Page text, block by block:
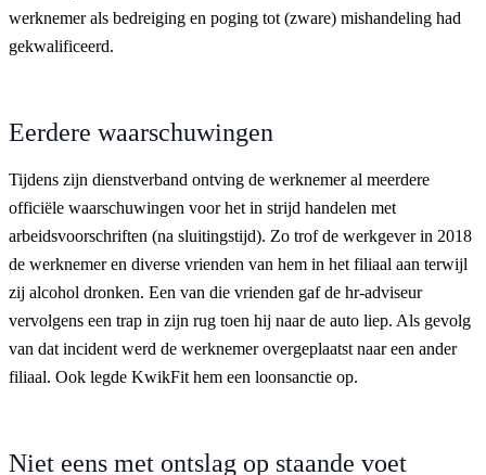
werknemer als bedreiging en poging tot (zware) mishandeling had
gekwalificeerd.
Eerdere waarschuwingen
Tijdens zijn dienstverband ontving de werknemer al meerdere
officiële waarschuwingen voor het in strijd handelen met
arbeidsvoorschriften (na sluitingstijd). Zo trof de werkgever in 2018
de werknemer en diverse vrienden van hem in het filiaal aan terwijl
zij alcohol dronken. Een van die vrienden gaf de hr-adviseur
vervolgens een trap in zijn rug toen hij naar de auto liep. Als gevolg
van dat incident werd de werknemer overgeplaatst naar een ander
filiaal. Ook legde KwikFit hem een loonsanctie op.
Niet eens met ontslag op staande voet